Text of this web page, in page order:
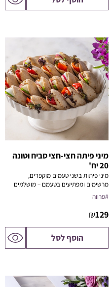
המוצר
מיני פיתה חצי-חצי סביח וטונה
20 יח'
מיני פיתות בשני טעמים מוקפדים,
מרשימים ומפתיעים בטעמם – מושלמים
לאירוח אלגנטי או קייטרינג עסקי.
#פרווה
129
₪
הוסף לסל לדף
המוצר